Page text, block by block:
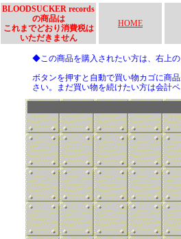
BLOODSUCKER records
の商品は
これまでどおり消費税は
いただきません
HOME
◆この商品を購入されたい方は、右上
ボタンを押すと自動で買い物カゴに商
さい。まだ買い物を続けたい方は会計